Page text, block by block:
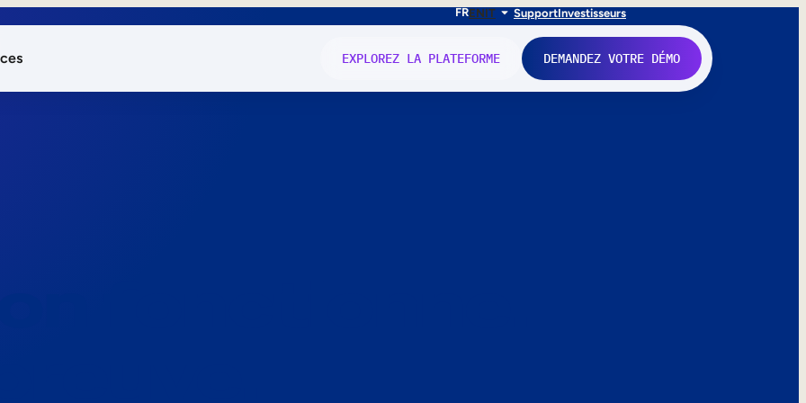
FRENIT SupportInvestisseurs
EXPLOREZ LA PLATEFORME DEMANDEZ VOTRE DÉMO